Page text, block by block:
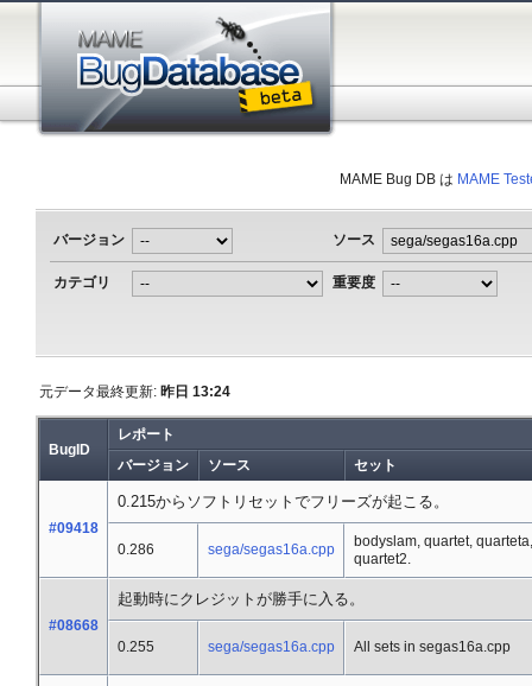
MAME Bug DB は MAME
バージョン ソース
カテゴリ 重要度
元データ最終更新: 昨日 13:24
BugID
レポート
バージョン
ソース セット
#09418
0.215からソフトリセットでフリーズが起こる。
0.286 sega/segas16a.cpp
bodyslam, quartet,
quartet2.
#08668
起動時にクレジットが勝手に入る。
0.255 sega/segas16a.cpp All sets in segas16a.cpp